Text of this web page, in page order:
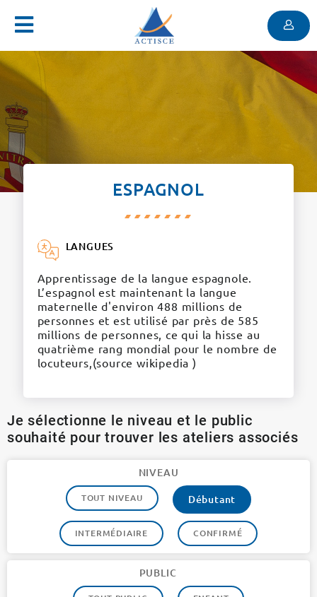
Menu
ESPAGNOL
LANGUES
Apprentissage de la langue espagnole.
L’espagnol est maintenant la langue
maternelle d'environ 488 millions de
personnes et est utilisé par près de 585
millions de personnes, ce qui la hisse au
quatrième rang mondial pour le nombre de
locuteurs,(source wikipedia )
Je sélectionne le niveau et le public
souhaité pour trouver les ateliers associés
NIVEAU
TOUT NIVEAU Débutant
INTERMÉDIAIRE CONFIRMÉ
PUBLIC